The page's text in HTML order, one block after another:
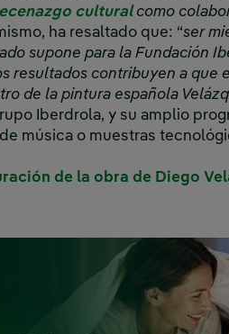
cultural como
ha resaltado que: “ser
supone para la Fundación
resultados contribuyen a que
de la pintura española
Iberdrola, y su amplio
música o muestras
de la obra de Diego